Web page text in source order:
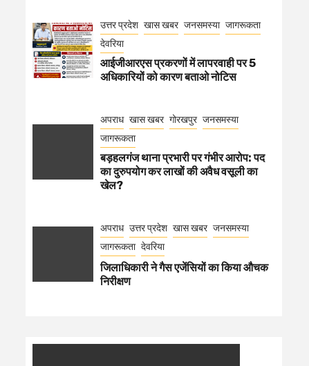
उत्तर प्रदेश खास खबर जनसमस्या जागरूकता
देवरिया
आईजीआरएस प्रकरणों में लापरवाही पर 5
अधिकारियों को कारण बताओ नोटिस
अपराध खास खबर गोरखपुर जनसमस्या
जागरूकता
बड़हलगंज थाना प्रभारी पर गंभीर आरोप: पद
का दुरुपयोग कर लाखों की अवैध वसूली का
खेल?
अपराध उत्तर प्रदेश खास खबर जनसमस्या
जागरूकता देवरिया
जिलाधिकारी ने गैस एजेंसियों का किया औचक
निरीक्षण